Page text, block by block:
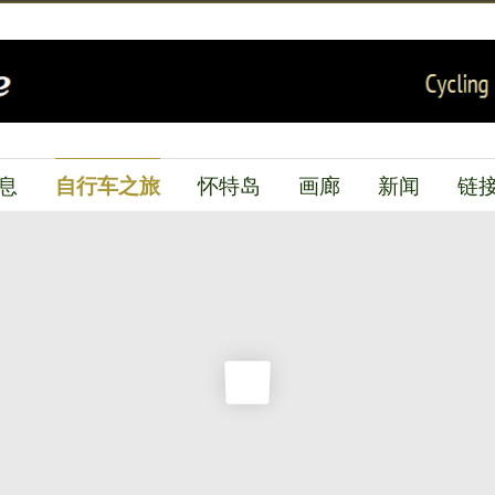
自行车之旅 怀特岛 画廊 新闻 链